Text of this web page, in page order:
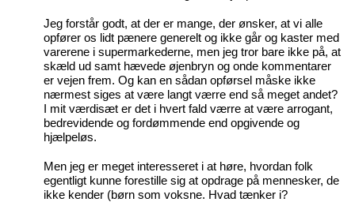
Jeg forstår godt, at der er mange, der ønsker, at vi alle
opfører os lidt pænere generelt og ikke går og kaster med
varerene i supermarkederne, men jeg tror bare ikke på, at
skæld ud samt hævede øjenbryn og onde kommentarer
er vejen frem. Og kan en sådan opførsel måske ikke
nærmest siges at være langt værre end så meget andet?
I mit værdisæt er det i hvert fald værre at være arrogant,
bedrevidende og fordømmende end opgivende og
hjælpeløs.
Men jeg er meget interesseret i at høre, hvordan folk
egentligt kunne forestille sig at opdrage på mennesker, de
ikke kender (børn som voksne. Hvad tænker i?